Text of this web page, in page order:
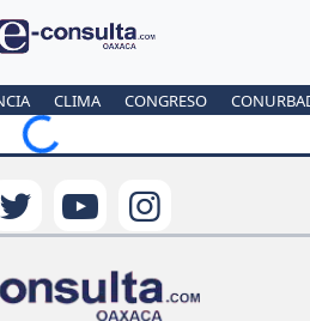
CLIMA CONGRESO
Loading...